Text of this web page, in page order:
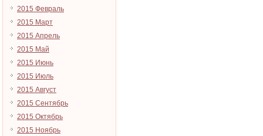
2015 Февраль
2015 Март
2015 Апрель
2015 Май
2015 Июнь
2015 Июль
2015 Август
2015 Сентябрь
2015 Октябрь
2015 Ноябрь